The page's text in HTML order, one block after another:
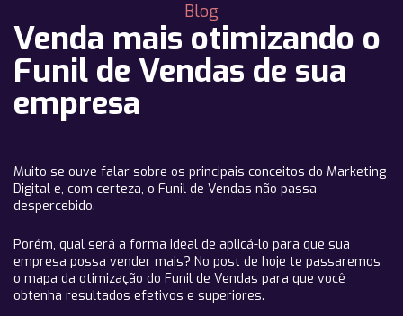
Blog
Venda mais otimizando o
Funil de Vendas de sua
empresa
Muito se ouve falar sobre os principais conceitos do Marketing
Digital e, com certeza, o Funil de Vendas não passa
despercebido.
Porém, qual será a forma ideal de aplicá-lo para que sua
empresa possa vender mais? No post de hoje te passaremos
o mapa da otimização do Funil de Vendas para que você
obtenha resultados efetivos e superiores.